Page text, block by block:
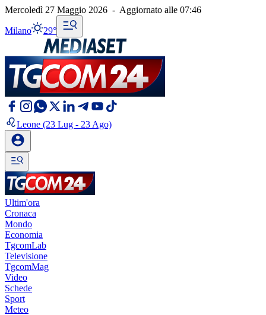
Mercoledì 27 Maggio 2026 - Aggiornato alle 07:46
Milano 29°
Leone (23 Lug - 23 Ago)
Ultim'ora
Cronaca
Mondo
Economia
TgcomLab
Televisione
TgcomMag
Video
Schede
Sport
Meteo